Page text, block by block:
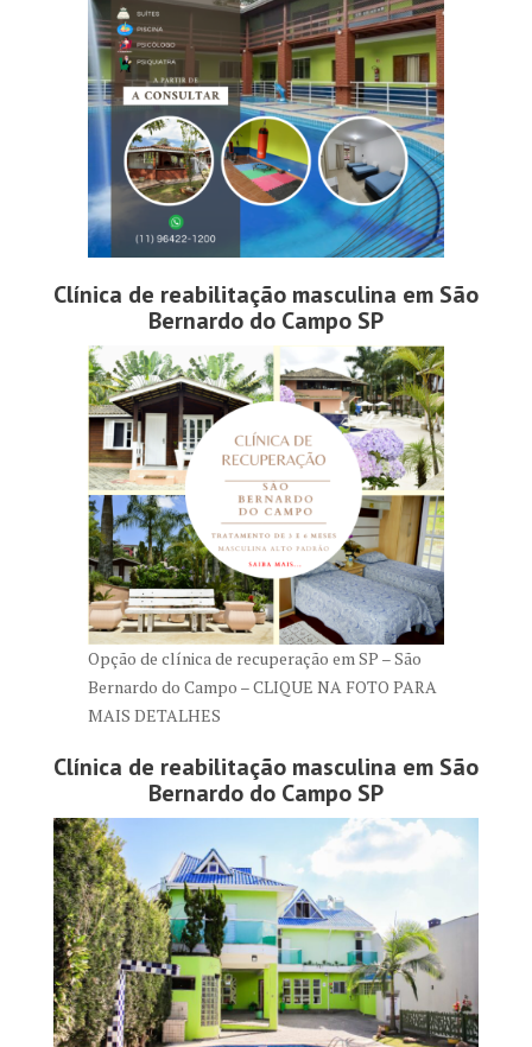
Clínica de reabilitação masculina em São
Bernardo do Campo SP
Opção de clínica de recuperação em SP – São
Bernardo do Campo – CLIQUE NA FOTO PARA
MAIS DETALHES
Clínica de reabilitação masculina em São
Bernardo do Campo SP